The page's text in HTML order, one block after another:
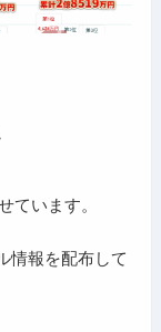
ています。
情報を配布して